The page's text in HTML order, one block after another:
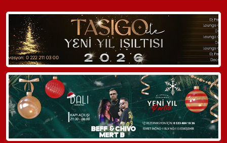
WhatsApp ile Bilgi Alın
Hemen Arayın
Detaylı Bilgi Alın